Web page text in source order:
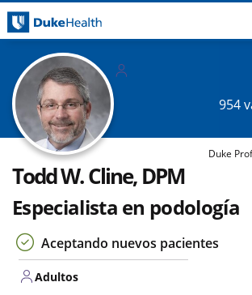
954
Duke
Todd W. Cline, DPM
Especialista en podología
Aceptando nuevos pacientes
Adultos